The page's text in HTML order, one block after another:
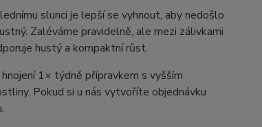
slunci je lepší se vyhnout, aby nedošlo
Zaléváme pravidelně, ale mezi zálivkami
hustý a kompaktní růst.
1× týdně přípravkem s vyšším
Pokud si u nás vytvoříte objednávku